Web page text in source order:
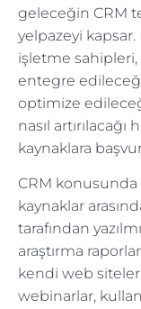
geleceğin CRM
yelpazeyi
işletme sahipleri,
entegre
optimize
nasıl
kaynaklara
CRM
kaynaklar
tarafından
araştırma
kendi web
webinarlar,